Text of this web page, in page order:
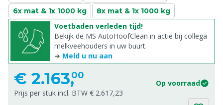
6x mat & 1x 1000 kg
8x mat & 1x 1000 kg
Voetbaden verleden tijd!
Bekijk de MS AutoHoofClean in actie bij collega
melkveehouders in uw buurt.
➜ Meld u nu aan
€ 2.163,00
Op voorraad
Prijs per stuk incl. BTW € 2.617,23